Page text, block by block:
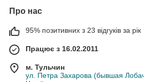
Про нас
95% позитивних з 23 відгуків за рік
Працює з 16.02.2011
м. Тульчин
ул. Петра Захарова (бывшая